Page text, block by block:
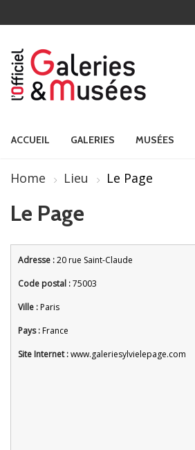
ACCUEIL GALERIES MUSÉES
Home Lieu Le Page
Le Page
Adresse :20 rue Saint-Claude
Code postal :75003
Ville :Paris
Pays :France
Site Internet :www.galeriesylvielepage.com